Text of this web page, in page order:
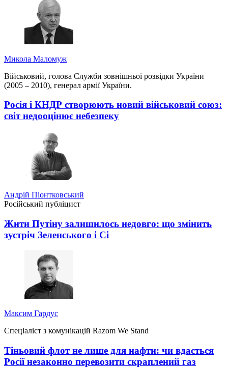
Микола Маломуж
Військовий, голова Служби зовнішньої розвідки України
(2005 – 2010), генерал армії України.
Росія і КНДР створюють новий військовий союз:
світ недооцінює небезпеку
Андрій Піонтковський
Російський публіцист
Жити Путіну залишилось недовго: що змінить
зустріч Зеленського і Сі
Максим Гардус
Спеціаліст з комунікацій Razom We Stand
Тіньовий флот не лише для нафти: чи вдасться
Росії незаконно перевозити скраплений газ